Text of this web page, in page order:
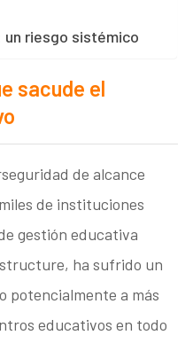
riesgo sistémico
sacude el
de alcance
de instituciones
gestión educativa
ha sufrido un
potencialmente a más
educativos en todo